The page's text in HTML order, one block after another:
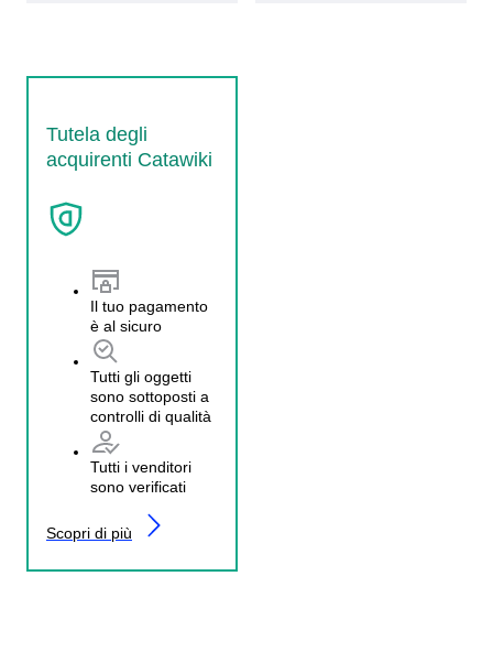
Tutela degli
acquirenti Catawiki
Il tuo pagamento
è al sicuro
Tutti gli oggetti
sono sottoposti a
controlli di qualità
Tutti i venditori
sono verificati
Scopri di più